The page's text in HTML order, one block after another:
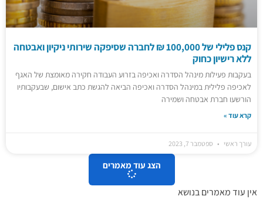
קנס פלילי של 100,000 ₪ לחברה שסיפקה שירותי ניקיון ואבטחה
ללא רישיון כחוק
בעקבות פעילות מינהל הסדרה ואכיפה בזרוע העבודה חקירה מאומצת של האגף
לאכיפה פלילית במינהל הסדרה ואכיפה הביאה להגשת כתב אישום, שבעקבותיו
הורשעו חברת אבטחה ושמירה
קרא עוד »
עורך ראשי ספטמבר 7, 2023
הצג עוד מאמרים
אין עוד מאמרים בנושא